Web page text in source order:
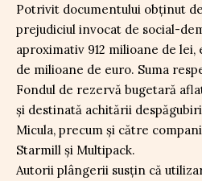
Potrivit documentului obținut
prejudiciul invocat de social-
aproximativ 912 milioane de lei,
de milioane de euro. Suma
Fondul de rezervă bugetară
și destinată achitării
Micula, precum și către
Starmill și Multipack.
Autorii plângerii susțin că